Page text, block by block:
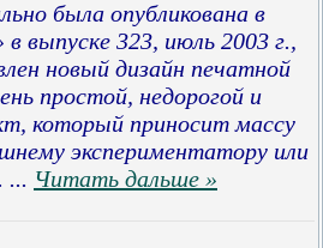
была опубликована в
выпуске 323, июль 2003 г.,
новый дизайн печатной
простой, недорогой и
который приносит массу
экспериментатору или
... Читать дальше »